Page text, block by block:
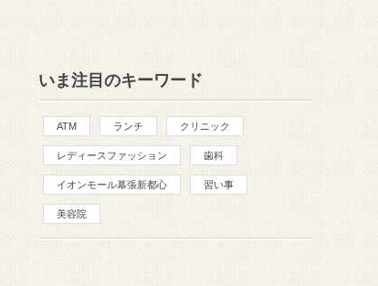
いま注目のキーワード
ATM ランチ クリニック
レディースファッション 歯科
イオンモール幕張新都心 習い事
美容院